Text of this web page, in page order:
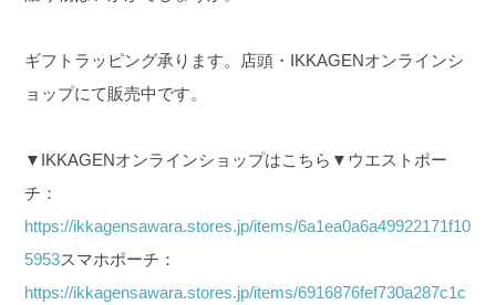
ギフトラッピング承ります。 店頭・IKKAGENオンラインシ
ョップにて販売中です。
▼IKKAGENオンラインショップはこちら▼ ウエストポー
チ：
https://ikkagensawara.stores.jp/items/6a1ea0a6a49922171f10
5953スマホポーチ：
https://ikkagensawara.stores.jp/items/6916876fef730a287c1c